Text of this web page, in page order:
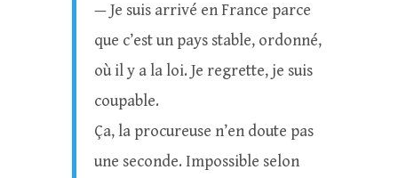
— Je suis arrivé en France parce
que c’est un pays stable, ordonné,
où il y a la loi. Je regrette, je suis
coupable.
Ça, la procureuse n’en doute pas
une seconde. Impossible selon